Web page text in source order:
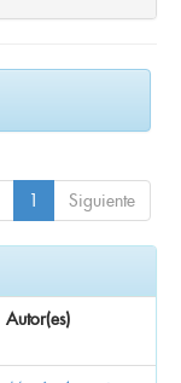
1 Siguiente
Autor(es)